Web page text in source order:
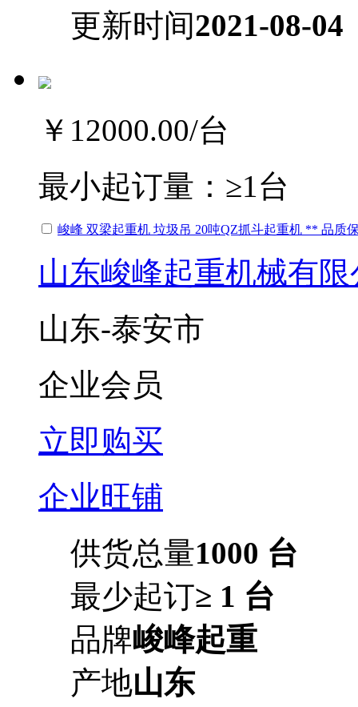
更新时间2021-08-04
￥12000.00/台
最小起订量： ≥1台
峻峰 双梁起重机 垃圾吊 20吨QZ抓斗起重机 ** 品质
山东峻峰起重机械有
山东-泰安市
企业会员
立即购买
企业旺铺
供货总量1000 台
最少起订≥ 1 台
品牌峻峰起重
产地山东